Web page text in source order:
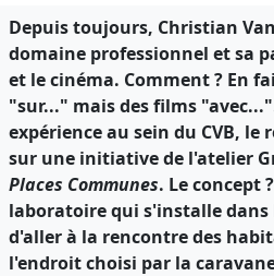
Depuis toujours, Christian
domaine professionnel et sa
et le cinéma. Comment ? En
"sur..." mais des films
expérience au sein du CVB, le
sur une initiative de l'atelier
Places Communes. Le concept
laboratoire qui s'installe dans
d'aller à la rencontre des
l'endroit choisi par la